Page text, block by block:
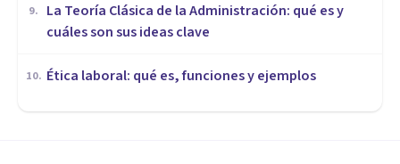
9.
La Teoría Clásica de la Administración: qué es y
cuáles son sus ideas clave
10. Ética laboral: qué es, funciones y ejemplos